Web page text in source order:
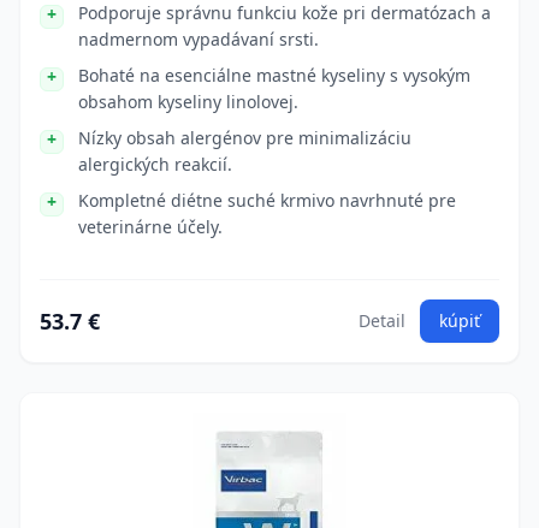
Podporuje správnu funkciu kože pri dermatózach a
nadmernom vypadávaní srsti.
Bohaté na esenciálne mastné kyseliny s vysokým
obsahom kyseliny linolovej.
Nízky obsah alergénov pre minimalizáciu
alergických reakcií.
Kompletné diétne suché krmivo navrhnuté pre
veterinárne účely.
53.7 € Detail kúpiť